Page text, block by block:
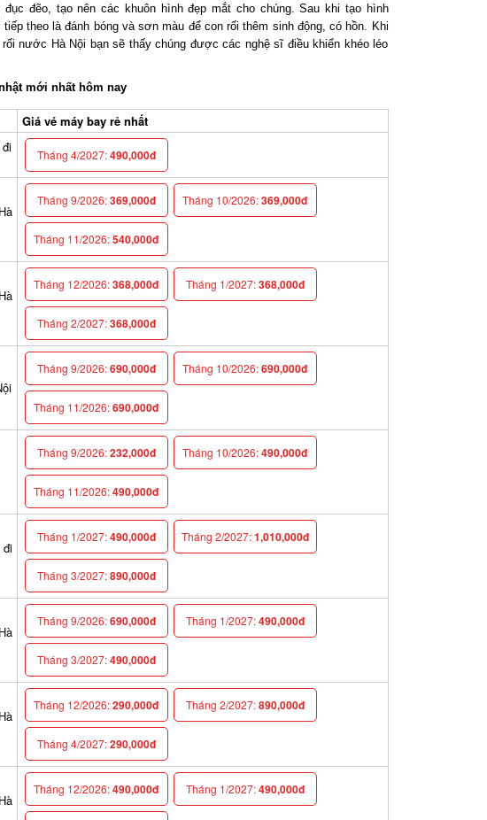
đục đẽo, tạo nên các khuôn hình đẹp mắt cho chúng. Sau khi tạo hình
tiếp theo là đánh bóng và sơn màu để con rối thêm sinh động, có hồn. Khi
nước Hà Nội bạn sẽ thấy chúng được các nghệ sĩ điều khiển khéo léo
mới nhất hôm nay
Giá vé máy bay rẻ nhất
Tháng 4/2027:490,000đ
Tháng 9/2026:369,000đ Tháng 10/2026:369,000đ
Tháng 11/2026:540,000đ
Tháng 12/2026:368,000đ Tháng 1/2027:368,000đ
Tháng 2/2027:368,000đ
Tháng 9/2026:690,000đ Tháng 10/2026:690,000đ
Tháng 11/2026:690,000đ
Tháng 9/2026:232,000đ Tháng 10/2026:490,000đ
Tháng 11/2026:490,000đ
đi
Tháng 1/2027:490,000đ Tháng 2/2027:1,010,000đ
Tháng 3/2027:890,000đ
Tháng 9/2026:690,000đ Tháng 1/2027:490,000đ
Tháng 3/2027:490,000đ
Tháng 12/2026:290,000đ Tháng 2/2027:890,000đ
Tháng 4/2027:290,000đ
Tháng 12/2026:490,000đ Tháng 1/2027:490,000đ